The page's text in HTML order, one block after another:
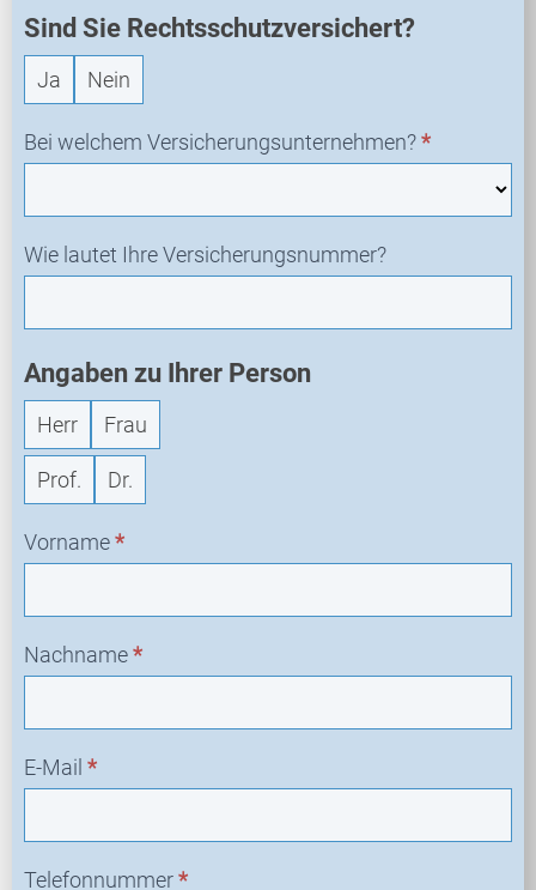
a
n
r
a
g
Sind Sie Rechtsschutzversichert?
Ja Nein
Bei welchem Versicherungsunternehmen?*
Wie lautet Ihre Versicherungsnummer?
Angaben zu Ihrer Person
Herr Frau
Prof. Dr.
Vorname*
Nachname*
E-Mail *
Telefonnummer*